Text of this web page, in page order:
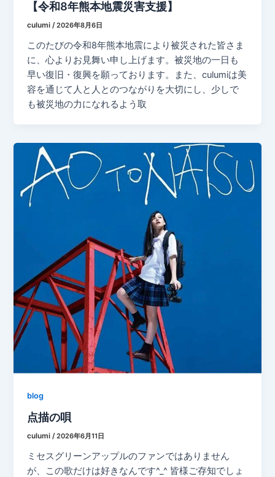
【令和8年熊本地震災害支援】
culumi /2026年8月6日
このたびの令和8年熊本地震により被災された皆さま
に、心よりお見舞い申し上げます。被災地の一日も
早い復旧・復興を願っております。また、culumiは美
容を通じて人と人とのつながりを大切にし、少しで
も被災地の力になれるよう取
blog
点描の唄
culumi/2026年6月11日
ミセスグリーンアップルのファンではありません
が、この歌だけは好きなんです^_^ 皆様ご存知でしょ